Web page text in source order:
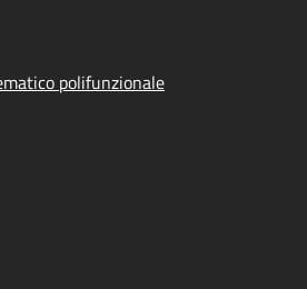
polifunzionale